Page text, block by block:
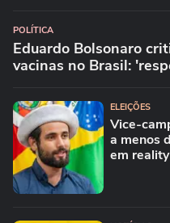
POLÍTICA
Eduardo Bolsonaro
vacinas no Brasil:
ELEIÇÕES
Vice-
a menos
em reality